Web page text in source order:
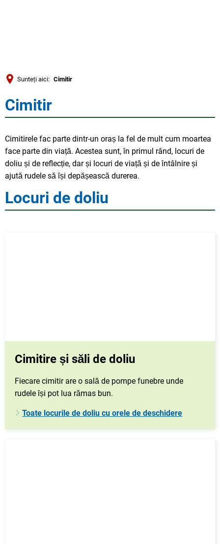
Deutsch MENÜ
Sunteți aici: Cimitir
Cimitir
Cimitir
Cimitirele fac parte dintr-un oraș la fel de mult cum moartea
face parte din viață. Acestea sunt, în primul rând, locuri de
doliu și de reflecție, dar și locuri de viață și de întâlnire și
ajută rudele să își depășească durerea.
Locuri de doliu
Cimitire și săli de doliu
Fiecare cimitir are o sală de pompe funebre unde
rudele își pot lua rămas bun.
Toate locurile de doliu cu orele de deschidere